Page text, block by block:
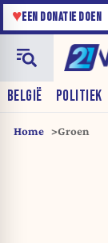
♥EEN DONATIE DOEN
BELGIË POLITIEK
Home Groen